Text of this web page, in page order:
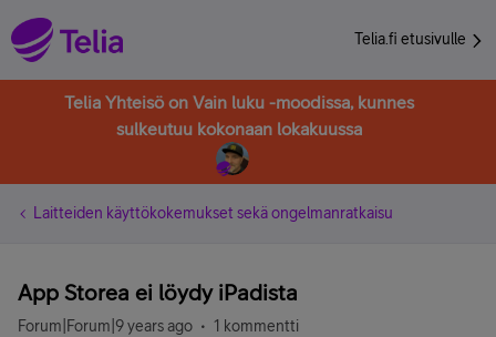
Telia.fi etusivulle
Telia Yhteisö on Vain luku -moodissa, kunnes
sulkeutuu kokonaan lokakuussa
Laitteiden käyttökokemukset sekä ongelmanratkaisu
App Storea ei löydy iPadista
Forum|Forum|9 years ago 1 kommentti